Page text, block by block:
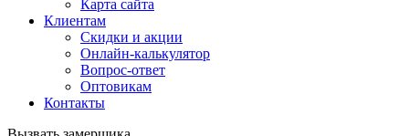
Карта сайта
Клиентам
Скидки и акции
Онлайн-калькулятор
Вопрос-ответ
Оптовикам
Контакты